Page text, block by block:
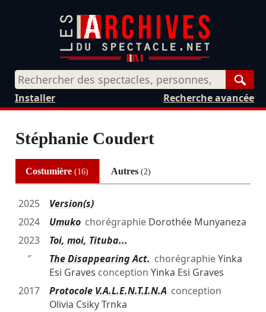
Recherche avancée
Installer
Stéphanie Coudert
Costumière(16) Autres (2)
2025
Version(s)
2024
Umukochorégraphie Dorothée Munyaneza
2023
Toi, moi, Tituba...
″
The Disappearing Act. chorégraphieYinka
Esi Graves conception Yinka Esi Graves
2017
Protocole V.A.L.E.N.T.I.N.A conception
Olivia Csiky Trnka